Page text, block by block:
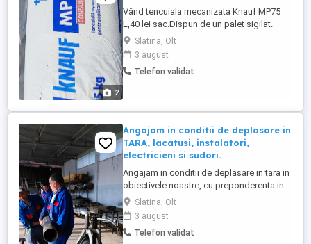
2
Vând tencuiala mecanizata Knauf MP75
L,40 lei sac.Dispun de un palet sigilat.
Slatina, Olt
3 august
Telefon validat
Angajam in conditii de deplasare in
TARA, lacatusi, instalatori,
electricieni si sudori.
Angajam in conditii de deplasare in tara in
obiectivele noastre, cu preponderenta in
Bucuresti. - Se asigura cazare, diurna si
decontarea tuturor cheltuielilor, inclusiv
transport. - Cazare de foarte buna calitate,
Pensiuni, Motel, Apartamente de foarte
Slatina, Olt
3 august
Telefon validat